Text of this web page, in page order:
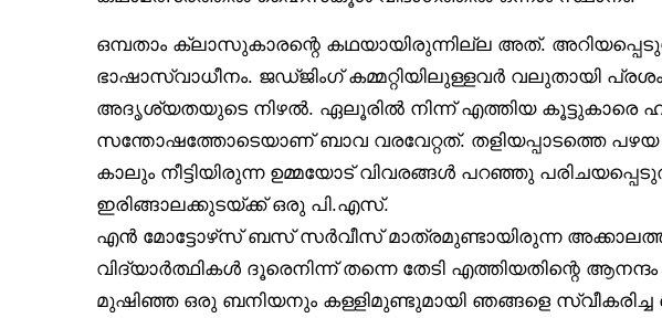
ഒമ്പതാം ക്ലാസുകാരന്റെ കഥയായിരുന്നില്ല അത്.
ഭാഷാസ്വാധീനം. ജഡ്ജിംഗ് കമ്മറ്റിയിലുള്ളവർ വലുതായി
അദൃശ്യതയുടെ നിഴൽ. ഏലൂരിൽ നിന്ന് എത്തിയ കൂട്ടുകാരെ
സന്തോഷത്തോടെയാണ് ബാവ വരവേറ്റത്. തളിയപ്പാടത്തെ പഴയ
കാലും നീട്ടിയിരുന്ന ഉമ്മയോട് വിവരങ്ങൾ പറഞ്ഞു
ഇരിങ്ങാലക്കുടയ്ക്ക് ഒരു പി.എസ്.
എൻ മോട്ടോഴ്‌സ് ബസ് സർവീസ് മാത്രമുണ്ടായിരുന്ന
വിദ്യാർത്ഥികൾ ദൂരെനിന്ന് തന്നെ തേടി എത്തിയതിന്റെ
മുഷിഞ്ഞ ഒരു ബനിയനും കള്ളിമുണ്ടുമായി ഞങ്ങളെ